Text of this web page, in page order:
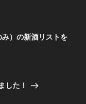
）の新酒リストを
した！